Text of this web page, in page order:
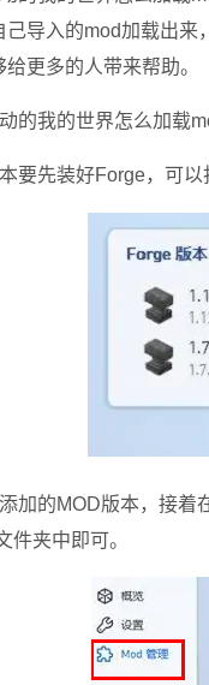
己导入的mod加载出
更多的人带来帮助。
我的世界怎么加载
先装好Forge，可以
的MOD版本，接着在
件夹中即可。